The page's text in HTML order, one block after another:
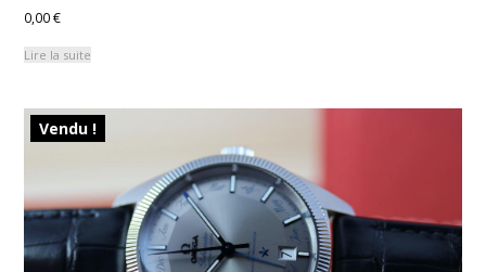
0,00€
Lire la suite
Vendu !